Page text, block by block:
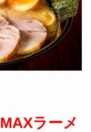
MAXラーメ